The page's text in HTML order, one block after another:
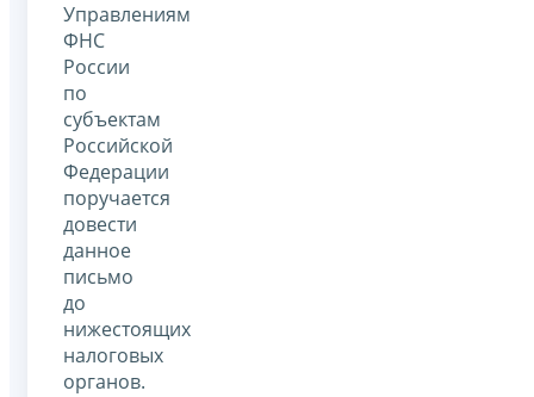
Управлениям
ФНС
России
по
субъектам
Российской
Федерации
поручается
довести
данное
письмо
до
нижестоящих
налоговых
органов.